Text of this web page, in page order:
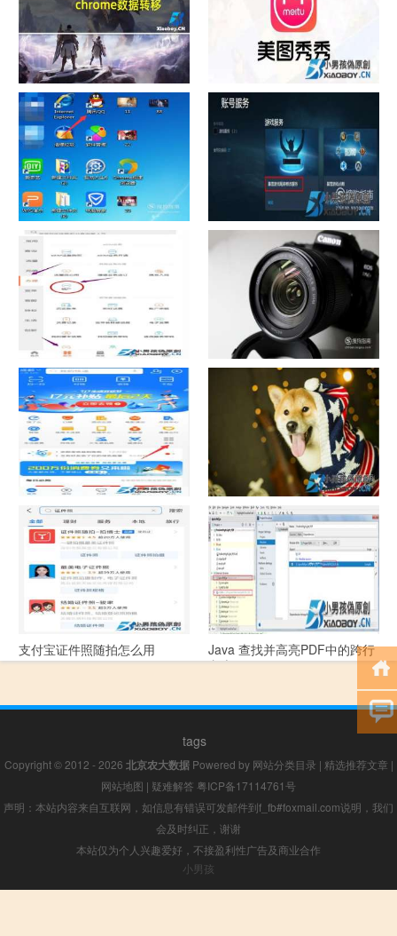
chrome数据转移 怎样给照片换背景
如何看认识QQ好友具体多少天
了
战网怎么修改昵称？
中国联通手机营业厅销户操作
指引
摄影作品的欣赏方法
支付宝怎么拍违章挣钱？
宠物定位器app开发可以解决哪
些问题？
支付宝证件照随拍怎么用
Java 查找并高亮PDF中的跨行
文本
tags
Copyright © 2012 - 2026 北京农大数据Powered by 网站分类目录 | 精选推荐文章 |
网站地图 | 疑难解答 粤ICP备17114761号
声明：本站内容来自互联网，如信息有错误可发邮件到f_fb#foxmail.com说明，我们
会及时纠正，谢谢
本站仅为个人兴趣爱好，不接盈利性广告及商业合作
小男孩